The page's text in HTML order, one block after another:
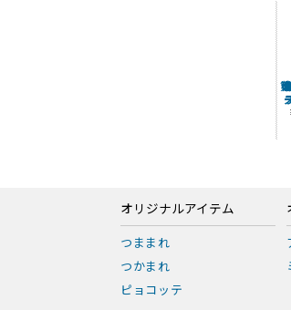
オリジナルアイテム
つままれ
つかまれ
ピョコッテ